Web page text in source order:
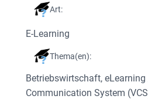
Art:
E-Learning
Thema(en):
Betriebswirtschaft,
Communication System